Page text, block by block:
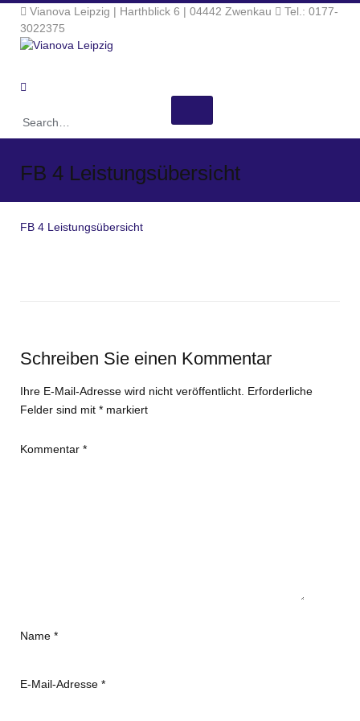
Vianova Leipzig | Harthblick 6 | 04442 Zwenkau
Tel.: 0177-
3022375
FB 4 Leistungsübersicht
FB 4 Leistungsübersicht
Schreiben Sie einen Kommentar
Ihre E-Mail-Adresse wird nicht veröffentlicht. Erforderliche
Felder sind mit * markiert
Kommentar *
Name *
E-Mail-Adresse *